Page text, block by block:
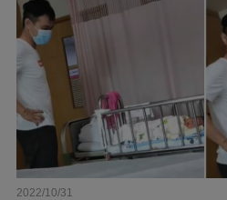
2022/10/31